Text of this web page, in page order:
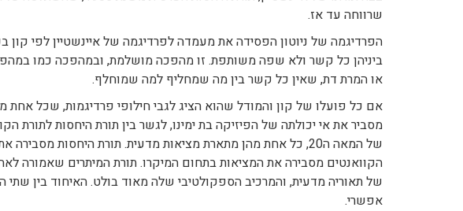
שרווחה עד אז.
הפרדיגמה של ניוטון הפסידה את מעמדה לפרדיגמה של איינשטיין לפי קון
ביניהן כל קשר ולא שפה משותפת. זו מהפכה מושלמת, ובמהפכה כמו
או המרת דת, שאין כל קשר בין מה שמחליף למה שמוחלף.
אם כל פועלו של קון והמודל שהוא הציג לגבי חילופי פרדיגמות, שכל אחת
מסביר את אי יכולתה של הפיזיקה בת ימינו, לגשר בין תורת היחסות לתורת
של המאה ה20, כל אחת מהן מתארת מציאות מדעית. תורת היחסות
הקוואנטים מסבירה את המציאות בתחום המיקרו. תורת המיתרים שאמורה
של תאוריה מדעית, והמרכיב הספקולטיבי שלה מאוד בולט. האיחוד בין
אפשרי.